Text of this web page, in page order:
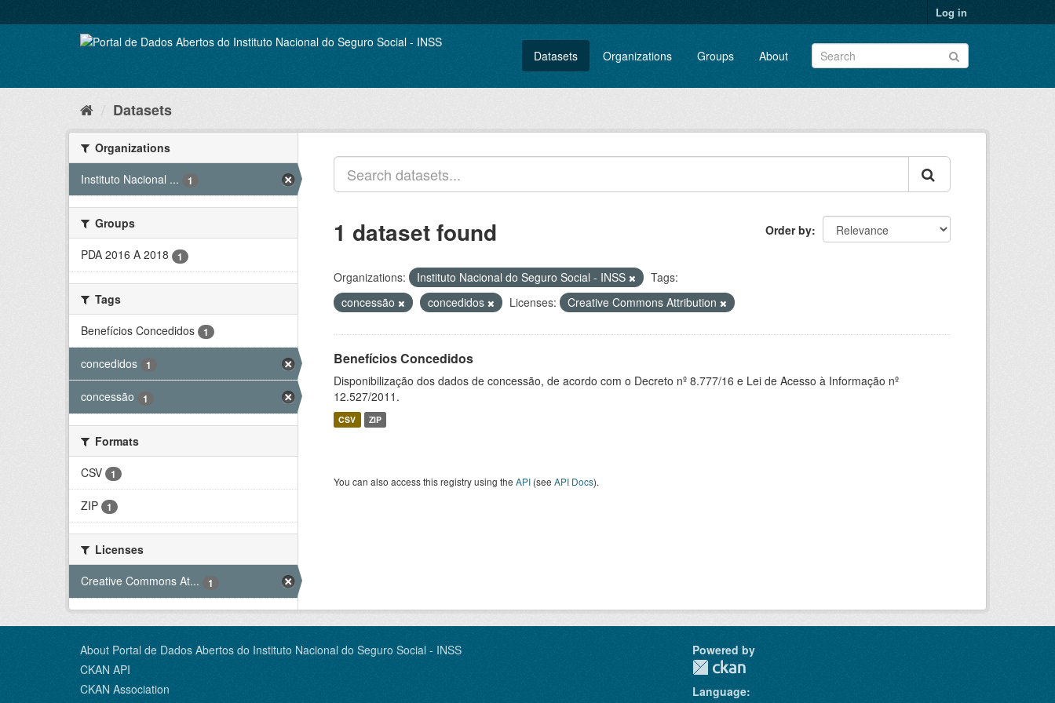
to
Log in
Datasets Organizations Groups About
Datasets
Organizations
Instituto Nacional ...
1
Groups
PDA 2016 A 2018
1
Tags
Benefícios Concedidos
1
concedidos 1
concessão 1
Formats
CSV
1
ZIP 1
Licenses
Creative Commons At...
1
Order by
1 dataset found
Organizations: Instituto Nacional do Seguro Social - INSS
Tags:
concessão
concedidos Licenses: Creative Commons Attribution
Benefícios Concedidos
Disponibilização dos dados de concessão, de acordo com o Decreto nº 8.777/16 e Lei de Acesso à Informação nº
12.527/2011.
CSV ZIP
You can also access this registry using the API (see API Docs).
About Portal de Dados Abertos do Instituto Nacional do Seguro Social - INSS
CKAN API
CKAN Association
Powered by
Language